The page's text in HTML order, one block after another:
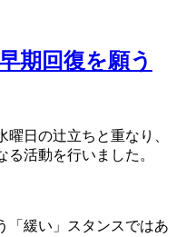
期回復を願う
日の辻立ちと重なり、
活動を行いました。
「緩い」スタンスではあ